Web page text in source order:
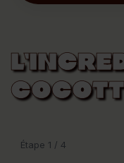
Étape 1 / 4